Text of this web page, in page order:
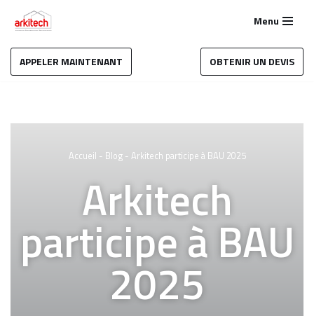
au
contenu
Menu
APPELER MAINTENANT OBTENIR UN DEVIS
Accueil - Blog- Arkitech participe à BAU 2025
Arkitech
participe à BAU
2025